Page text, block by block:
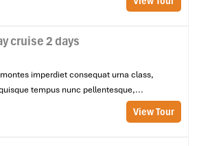
cruise 2 days
imperdiet consequat urna class,
tempus nunc pellentesque,...
View Tour